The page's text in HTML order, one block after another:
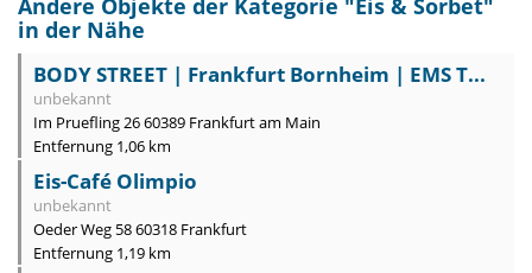
Andere Objekte der Kategorie "Eis & Sorbet"
in der Nähe
BODY STREET | Frankfurt Bornheim | EMS T...
unbekannt
Im Pruefling 26 60389 Frankfurt am Main
Entfernung 1,06 km
Eis-Café Olimpio
unbekannt
Oeder Weg 58 60318 Frankfurt
Entfernung 1,19 km